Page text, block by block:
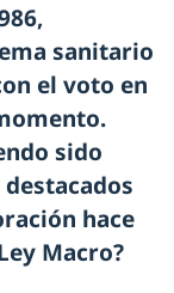
sanitario
el voto en
sido
hace
Macro?